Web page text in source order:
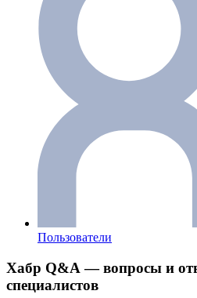
Пользователи
Хабр Q&A — вопросы и
специалистов